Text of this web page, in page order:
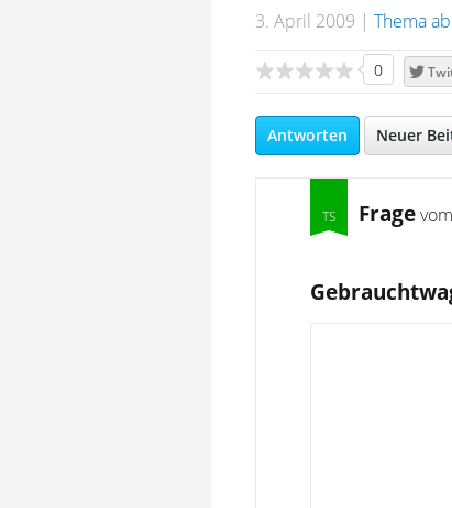
3. April 2009 Thema
0
Antworten Neuer
Fragevom